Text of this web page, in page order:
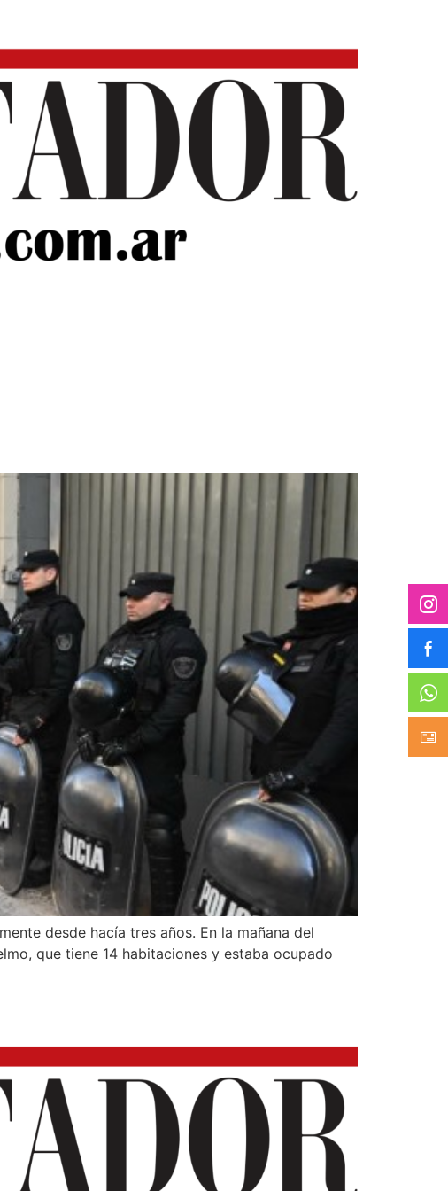
desde hacía tres años. En la mañana del
que tiene 14 habitaciones y estaba ocupado